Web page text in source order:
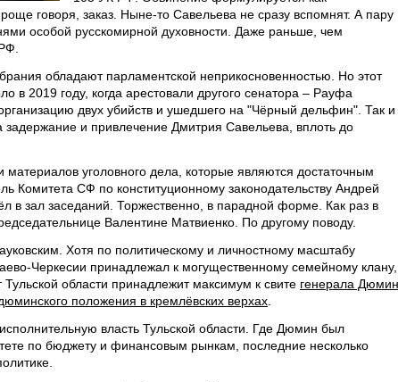
говоря, заказ. Ныне-то Савельева не сразу вспомнят. А пару
особой русскомирной духовности. Даже раньше, чем
обладают парламентской неприкосновенностью. Но этот
в 2019 году, когда арестовали другого сенатора – Рауфа
двух убийств и ушедшего на "Чёрный дельфин". Так и
и привлечение Дмитрия Савельева, вплоть до
уголовного дела, которые являются достаточным
Комитета СФ по конституционному законодательству Андрей
в зал заседаний. Торжественно, в парадной форме. Как раз в
Валентине Матвиенко. По другому поводу.
Хотя по политическому и личностному масштабу
Черкесии принадлежал к могущественному семейному клану,
области принадлежит максимум к свите генерала
положения в кремлёвских верхах
власть Тульской области. Где Дюмин был
по бюджету и финансовым рынкам, последние несколько